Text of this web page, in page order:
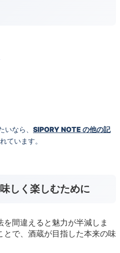
なら、 SIPORY NOTE の他の記
ています。
しく楽しむために
間違えると魅力が半減しま
で、酒蔵が目指した本来の味